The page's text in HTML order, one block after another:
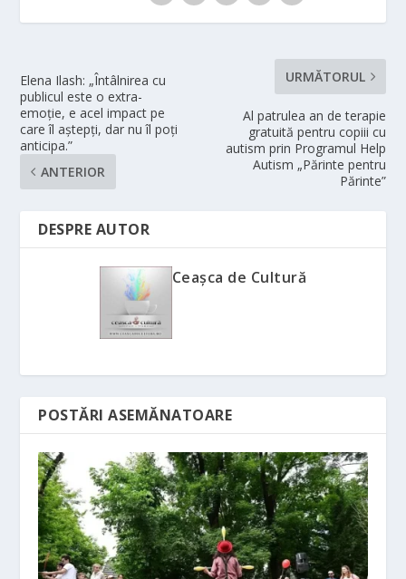
Elena Ilash: „Întâlnirea cu
publicul este o extra-
emoție, e acel impact pe
care îl aștepți, dar nu îl poți
anticipa.”
ANTERIOR
URMĂTORUL
Al patrulea an de terapie
gratuită pentru copiii cu
autism prin Programul Help
Autism „Părinte pentru
Părinte”
DESPRE AUTOR
Ceașca de Cultură
POSTĂRI ASEMĂNATOARE